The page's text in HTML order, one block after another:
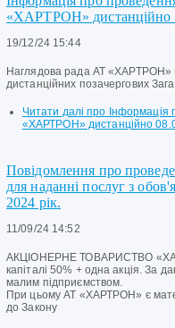
«ХАРТРОН» дистанційно
19/12/24 15:44
Наглядова рада АТ «ХАРТРОН»
дистанційних позачергових
Читати далі про Інформація
«ХАРТРОН» дистанційно
Повідомлення про
для наданні послуг з
2024 рік.
11/09/24 14:52
АКЦІОНЕРНЕ ТОВАРИСТВО
капіталі 50% + одна акція. За
малим підприємством.
При цьому АТ «ХАРТРОН» є
до Закону